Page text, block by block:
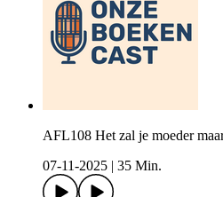
AFL108 Het zal je moeder
07-11-2025
35 Min.